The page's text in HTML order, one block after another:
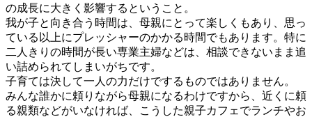
の成長に大きく影響するということ。
我が子と向き合う時間は、母親にとって楽しくもあり、思っ
ている以上にプレッシャーのかかる時間でもあります。特に
二人きりの時間が長い専業主婦などは、相談できないまま追
い詰められてしまいがちです。
子育ては決して一人の力だけでするものではありません。
みんな誰かに頼りながら母親になるわけですから、近くに頼
る親類などがいなければ、こうした親子カフェでランチやお